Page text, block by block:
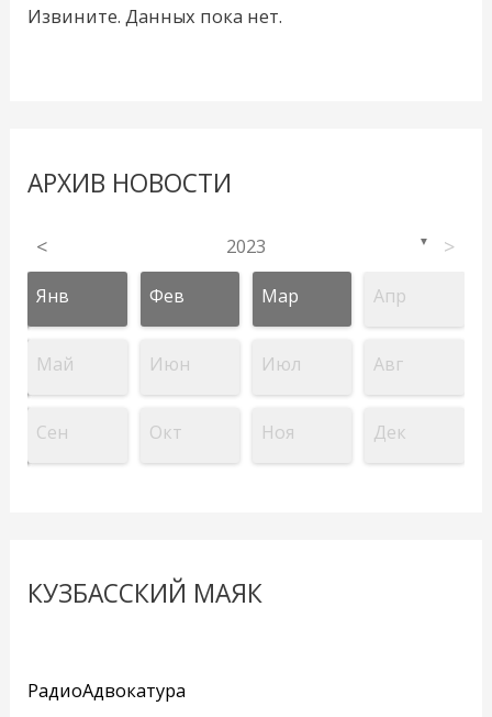
Извините. Данных пока нет.
АРХИВ НОВОСТИ
< 2023 ▼ >
Янв Фев Мар Апр
Май Июн Июл Авг
Сен Окт Ноя Дек
КУЗБАССКИЙ МАЯК
РадиоАдвокатура